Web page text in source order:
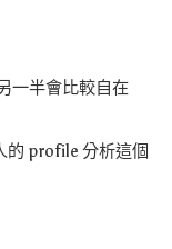
一半會比較自在
的 profile 分析這個